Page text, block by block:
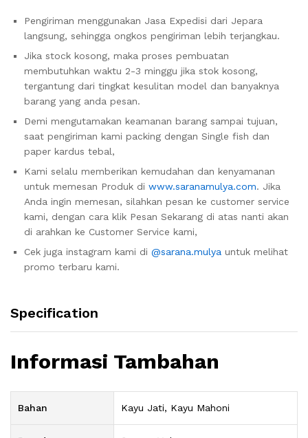
Pengiriman menggunakan Jasa Expedisi dari Jepara
langsung, sehingga ongkos pengiriman lebih terjangkau.
Jika stock kosong, maka proses pembuatan
membutuhkan waktu 2-3 minggu jika stok kosong,
tergantung dari tingkat kesulitan model dan banyaknya
barang yang anda pesan.
Demi mengutamakan keamanan barang sampai tujuan,
saat pengiriman kami packing dengan Single fish dan
paper kardus tebal,
Kami selalu memberikan kemudahan dan kenyamanan
untuk memesan Produk di www.saranamulya.com. Jika
Anda ingin memesan, silahkan pesan ke customer service
kami, dengan cara klik Pesan Sekarang di atas nanti akan
di arahkan ke Customer Service kami,
Cek juga instagram kami di @sarana.mulya untuk melihat
promo terbaru kami.
Specification
Informasi Tambahan
Bahan Kayu Jati, Kayu Mahoni